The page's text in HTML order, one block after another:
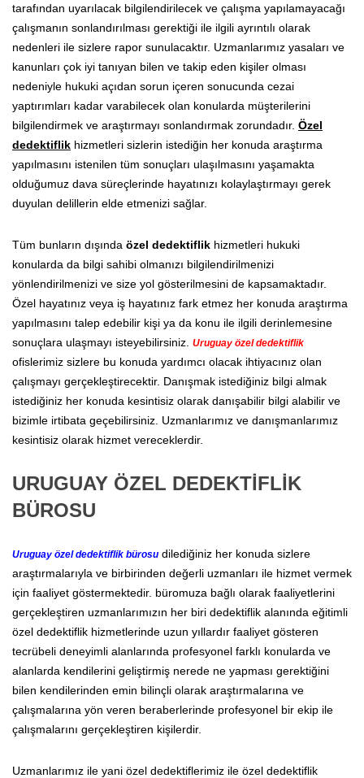
tarafından uyarılacak bilgilendirilecek ve çalışma yapılamayacağı
çalışmanın sonlandırılması gerektiği ile ilgili ayrıntılı olarak
nedenleri ile sizlere rapor sunulacaktır. Uzmanlarımız yasaları ve
kanunları çok iyi tanıyan bilen ve takip eden kişiler olması
nedeniyle hukuki açıdan sorun içeren sonucunda cezai
yaptırımları kadar varabilecek olan konularda müşterilerini
bilgilendirmek ve araştırmayı sonlandırmak zorundadır. Özel
dedektiflik hizmetleri sizlerin istediğin her konuda araştırma
yapılmasını istenilen tüm sonuçları ulaşılmasını yaşamakta
olduğumuz dava süreçlerinde hayatınızı kolaylaştırmayı gerek
duyulan delillerin elde etmenizi sağlar.
Tüm bunların dışında özel dedektiflik hizmetleri hukuki
konularda da bilgi sahibi olmanızı bilgilendirilmenizi
yönlendirilmenizi ve size yol gösterilmesini de kapsamaktadır.
Özel hayatınız veya iş hayatınız fark etmez her konuda araştırma
yapılmasını talep edebilir kişi ya da konu ile ilgili derinlemesine
sonuçlara ulaşmayı isteyebilirsiniz. Uruguay özel dedektiflik
ofislerimiz sizlere bu konuda yardımcı olacak ihtiyacınız olan
çalışmayı gerçekleştirecektir. Danışmak istediğiniz bilgi almak
istediğiniz her konuda kesintisiz olarak danışabilir bilgi alabilir ve
bizimle irtibata geçebilirsiniz. Uzmanlarımız ve danışmanlarımız
kesintisiz olarak hizmet vereceklerdir.
URUGUAY ÖZEL DEDEKTİFLİK
BÜROSU
Uruguay özel dedektiflik bürosu dilediğiniz her konuda sizlere
araştırmalarıyla ve birbirinden değerli uzmanları ile hizmet vermek
için faaliyet göstermektedir. büromuza bağlı olarak faaliyetlerini
gerçekleştiren uzmanlarımızın her biri dedektiflik alanında eğitimli
özel dedektiflik hizmetlerinde uzun yıllardır faaliyet gösteren
tecrübeli deneyimli alanlarında profesyonel farklı konularda ve
alanlarda kendilerini geliştirmiş nerede ne yapması gerektiğini
bilen kendilerinden emin bilinçli olarak araştırmalarına ve
çalışmalarına yön veren beraberlerinde profesyonel bir ekip ile
çalışmalarını gerçekleştiren kişilerdir.
Uzmanlarımız ile yani özel dedektiflerimiz ile özel dedektiflik